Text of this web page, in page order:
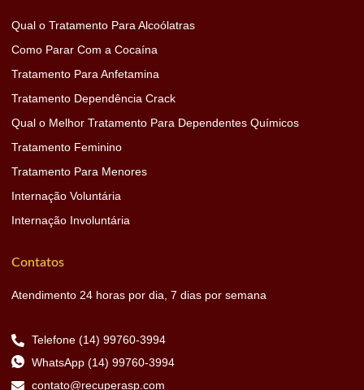
Qual o Tratamento Para Alcoólatras
Como Parar Com a Cocaína
Tratamento Para Anfetamina
Tratamento Dependência Crack
Qual o Melhor Tratamento Para Dependentes Químicos
Tratamento Feminino
Tratamento Para Menores
Internação Voluntária
Internação Involuntária
Contatos
Atendimento 24 horas por dia, 7 dias por semana
Telefone (14) 99760-3994
WhatsApp (14) 99760-3994
contato@recuperasp.com